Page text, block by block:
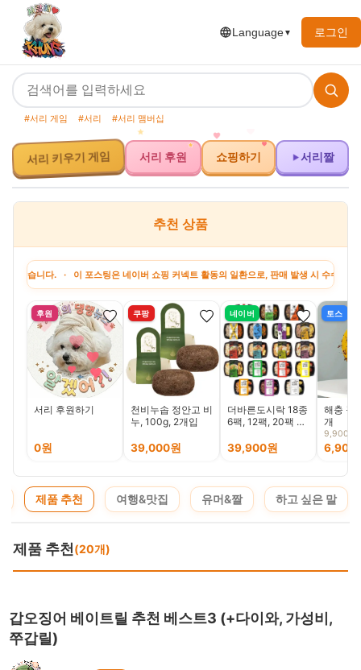
Language▼ 로그인
#서리 게임 #서리 #서리 맴버십
서리 키우기 게임 서리 후원 쇼핑하기 서리짤
추천 상품
포스팅은 네이버 쇼핑 커넥트 활동의 일환으로, 판매 발생 시 수수료를 제공받습
후원
서리 후원하기
0원
쿠팡
천비누솝 정안고 비
누, 100g, 2개입
39,000원
네이버
더바른도시락 18종
6팩, 12팩, 20팩 식
간편식 한끼 냉동도
시락
39,900원
토스
해충 끈
개
9,900원
6,900
제품 추천 여행&맛집 유머&짤 하고 싶은 말
제품 추천 (20개)
갑오징어 베이트릴 추천 베스트3 (+다이와, 가성비,
쭈갑릴)